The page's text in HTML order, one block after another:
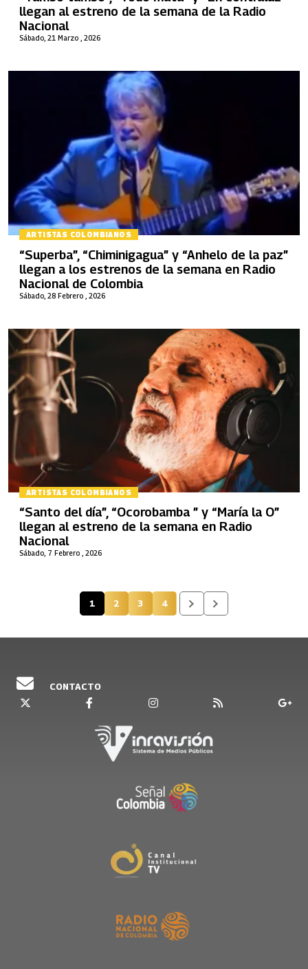
Sábado, 21 Marzo , 2026
llegan al estreno de la semana de la Radio
Nacional
ARTISTAS COLOMBIANOS
Sábado, 28 Febrero , 2026
“Superba”, “Chiminigagua” y “Anhelo de la paz”
llegan a los estrenos de la semana en Radio
Nacional de Colombia
ARTISTAS COLOMBIANOS
Sábado, 7 Febrero , 2026
“Santo del día”, “Ocorobamba ” y “María la O”
llegan al estreno de la semana en Radio
Nacional
Página actual
1 Página
2 Página
3 Página
4
CONTACTO